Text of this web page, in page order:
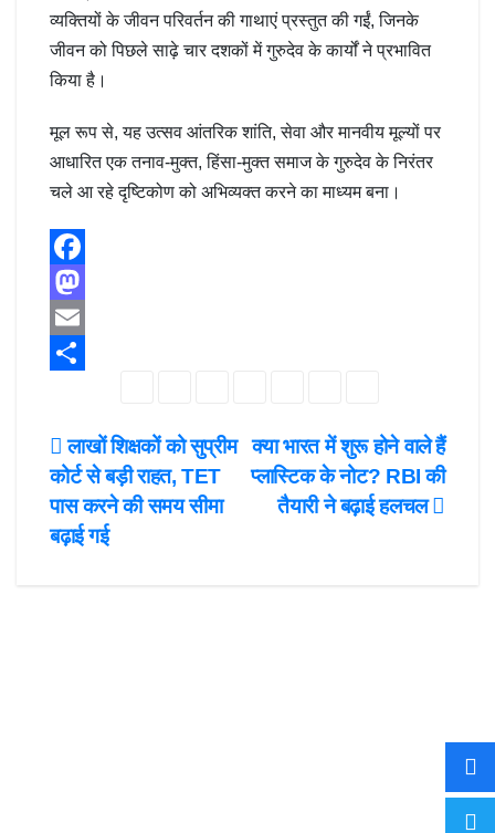
व्यक्तियों के जीवन परिवर्तन की गाथाएं प्रस्तुत की गईं, जिनके
जीवन को पिछले साढ़े चार दशकों में गुरुदेव के कार्यों ने प्रभावित
किया है।
मूल रूप से, यह उत्सव आंतरिक शांति, सेवा और मानवीय मूल्यों पर
आधारित एक तनाव-मुक्त, हिंसा-मुक्त समाज के गुरुदेव के निरंतर
चले आ रहे दृष्टिकोण को अभिव्यक्त करने का माध्यम बना।
F
a
c
o
k
M
a
o
o
E
ia
e
Post
navigation
क्या भारत में शुरू होने वाले हैं
प्लास्टिक के नोट? RBI की
तैयारी ने बढ़ाई हलचल
लाखों शिक्षकों को सुप्रीम
कोर्ट से बड़ी राहत, TET
पास करने की समय सीमा
बढ़ाई गई